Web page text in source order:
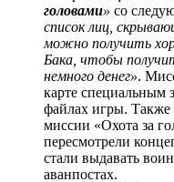
головами» со
список лиц,
можно получить
Бака, чтобы
немного денег».
карте специальным
файлах игры. Также
миссии «Охота за
пересмотрели
стали выдавать
аванпостах.